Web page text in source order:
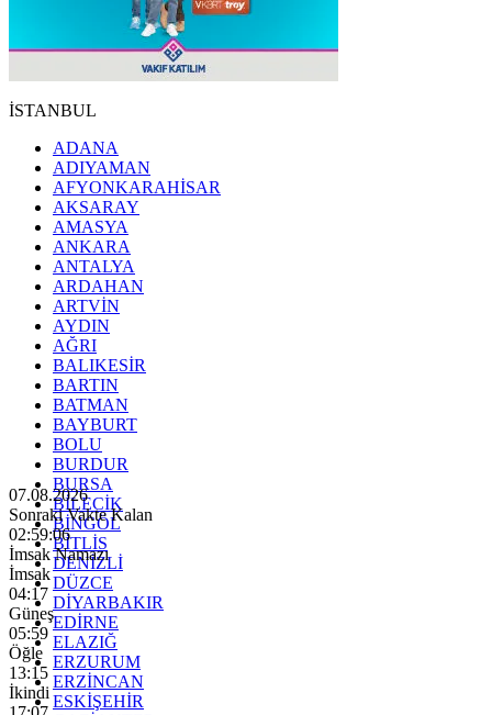
İSTANBUL
ADANA
ADIYAMAN
AFYONKARAHİSAR
AKSARAY
AMASYA
ANKARA
ANTALYA
ARDAHAN
ARTVİN
AYDIN
AĞRI
BALIKESİR
BARTIN
BATMAN
BAYBURT
BOLU
BURDUR
BURSA
BİLECİK
BİNGÖL
BİTLİS
DENİZLİ
DÜZCE
DİYARBAKIR
EDİRNE
ELAZIĞ
ERZURUM
ERZİNCAN
ESKİŞEHİR
07.08.2026
Sonraki Vakte Kalan
02:59:05
İmsak Namazı
İmsak
04:17
Güneş
05:59
Öğle
13:15
İkindi